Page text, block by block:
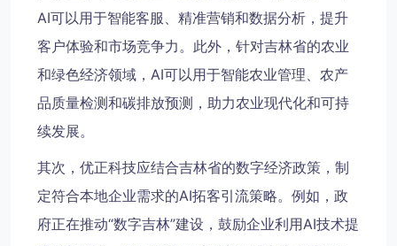
AI可以用于智能客服、精准营销和数据分析，提升
客户体验和市场竞争力。此外，针对吉林省的农业
和绿色经济领域，AI可以用于智能农业管理、农产
品质量检测和碳排放预测，助力农业现代化和可持
续发展。
其次，优正科技应结合吉林省的数字经济政策，制
定符合本地企业需求的AI拓客引流策略。例如，政
府正在推动“数字吉林”建设，鼓励企业利用AI技术提